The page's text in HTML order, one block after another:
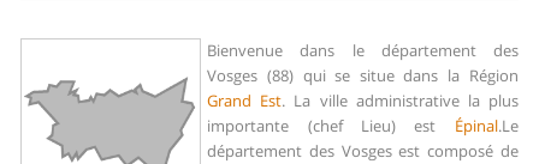
Bienvenue dans le département des
Vosges (88) qui se situe dans la Région
Grand Est. La ville administrative la plus
importante (chef Lieu) est Épinal.Le
département des Vosges est composé de